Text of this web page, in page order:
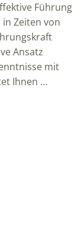
Führung
Zeiten von
Ansatz
mit
Ihnen …